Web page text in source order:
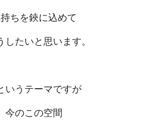
ちを鋏に込めて
したいと思います。
いうテーマですが
今のこの空間